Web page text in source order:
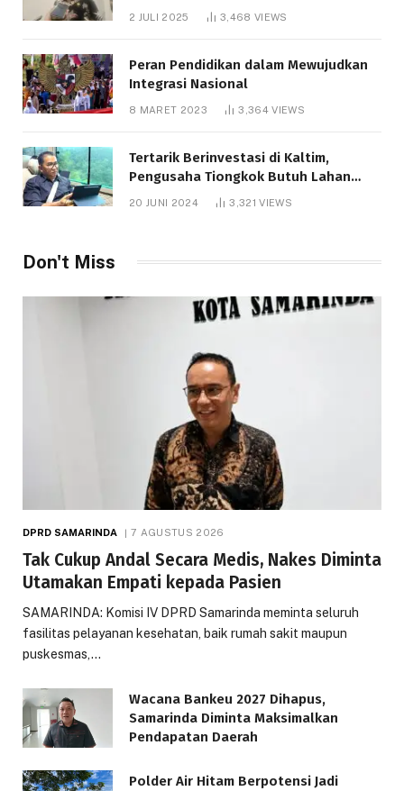
Bantuan Pendidikan Gratispol
2 JULI 2025 3,468 VIEWS
Peran Pendidikan dalam Mewujudkan
Integrasi Nasional
8 MARET 2023 3,364VIEWS
Tertarik Berinvestasi di Kaltim,
Pengusaha Tiongkok Butuh Lahan
1.000 Hektare
20 JUNI 2024 3,321VIEWS
Don't Miss
DPRD SAMARINDA 7 AGUSTUS 2026
Tak Cukup Andal Secara Medis, Nakes Diminta
Utamakan Empati kepada Pasien
SAMARINDA: Komisi IV DPRD Samarinda meminta seluruh
fasilitas pelayanan kesehatan, baik rumah sakit maupun
puskesmas,…
Wacana Bankeu 2027 Dihapus,
Samarinda Diminta Maksimalkan
Pendapatan Daerah
Polder Air Hitam Berpotensi Jadi